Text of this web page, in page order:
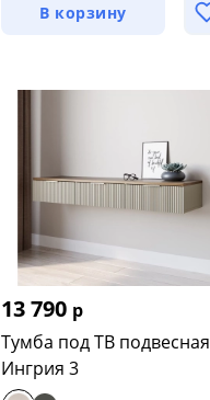
В корзину
13 790 р
Тумба под ТВ подвесная
Ингрия 3